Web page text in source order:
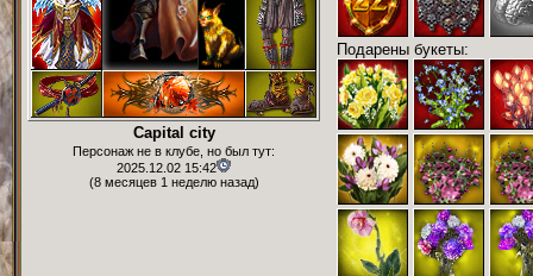
Capital city
Персонаж не в клубе, но был тут:
2025.12.02 15:42
(8 месяцев 1 неделю назад)
Подарены букеты: